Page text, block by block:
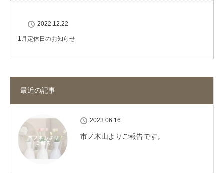
2022.12.22
1月定休日のお知らせ
最近の記事
2023.06.16
市ノ木山よりご報告です。